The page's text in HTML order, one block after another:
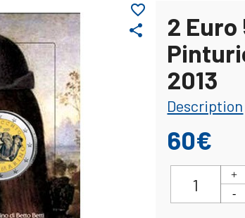
share
favorite_border
2
2013
Description
60€